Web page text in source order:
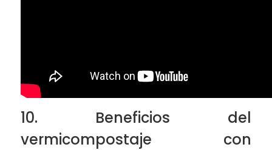
10. Beneficios del
vermicompostaje con